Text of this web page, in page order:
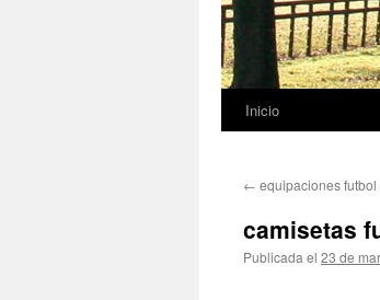
Saltar
contenido
Inicio
← equipaciones
camisetas
Publicada el 23 de